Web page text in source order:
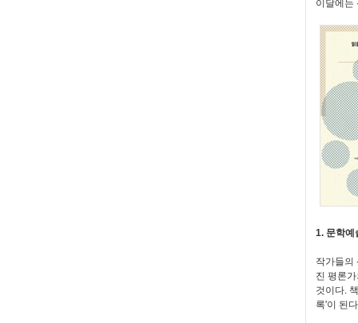
이달에는
1. 문학
작가들의
진 평론
것이다.
록'이 된